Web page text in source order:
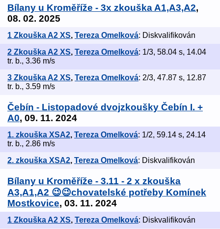
Bílany u Kroměříže - 3x zkouška A1,A3,A2,
08. 02. 2025
1 Zkouška A2 XS, Tereza Omelková: Diskvalifikován
2 Zkouška A2 XS, Tereza Omelková: 1/3, 58.04 s, 14.04
tr. b., 3.36 m/s
3 Zkouška A2 XS, Tereza Omelková: 2/3, 47.87 s, 12.87
tr. b., 3.59 m/s
Čebín - Listopadové dvojzkoušky Čebín I. +
A0, 09. 11. 2024
1. zkouška XSA2, Tereza Omelková: 1/2, 59.14 s, 24.14
tr. b., 2.86 m/s
2. zkouška XSA2, Tereza Omelková: Diskvalifikován
Bílany u Kroměříže - 3.11 - 2 x zkouška
A3,A1,A2 😉😉chovatelské potřeby Komínek
Mostkovice, 03. 11. 2024
1 Zkouška A2 XS, Tereza Omelková: Diskvalifikován